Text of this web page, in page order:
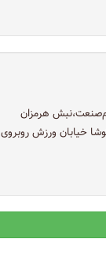
هرمزان